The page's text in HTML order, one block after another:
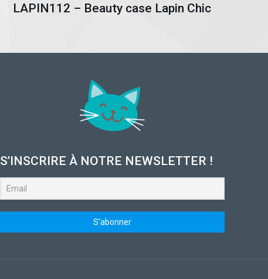
LAPIN112 – Beauty case Lapin Chic
S’INSCRIRE À NOTRE NEWSLETTER !